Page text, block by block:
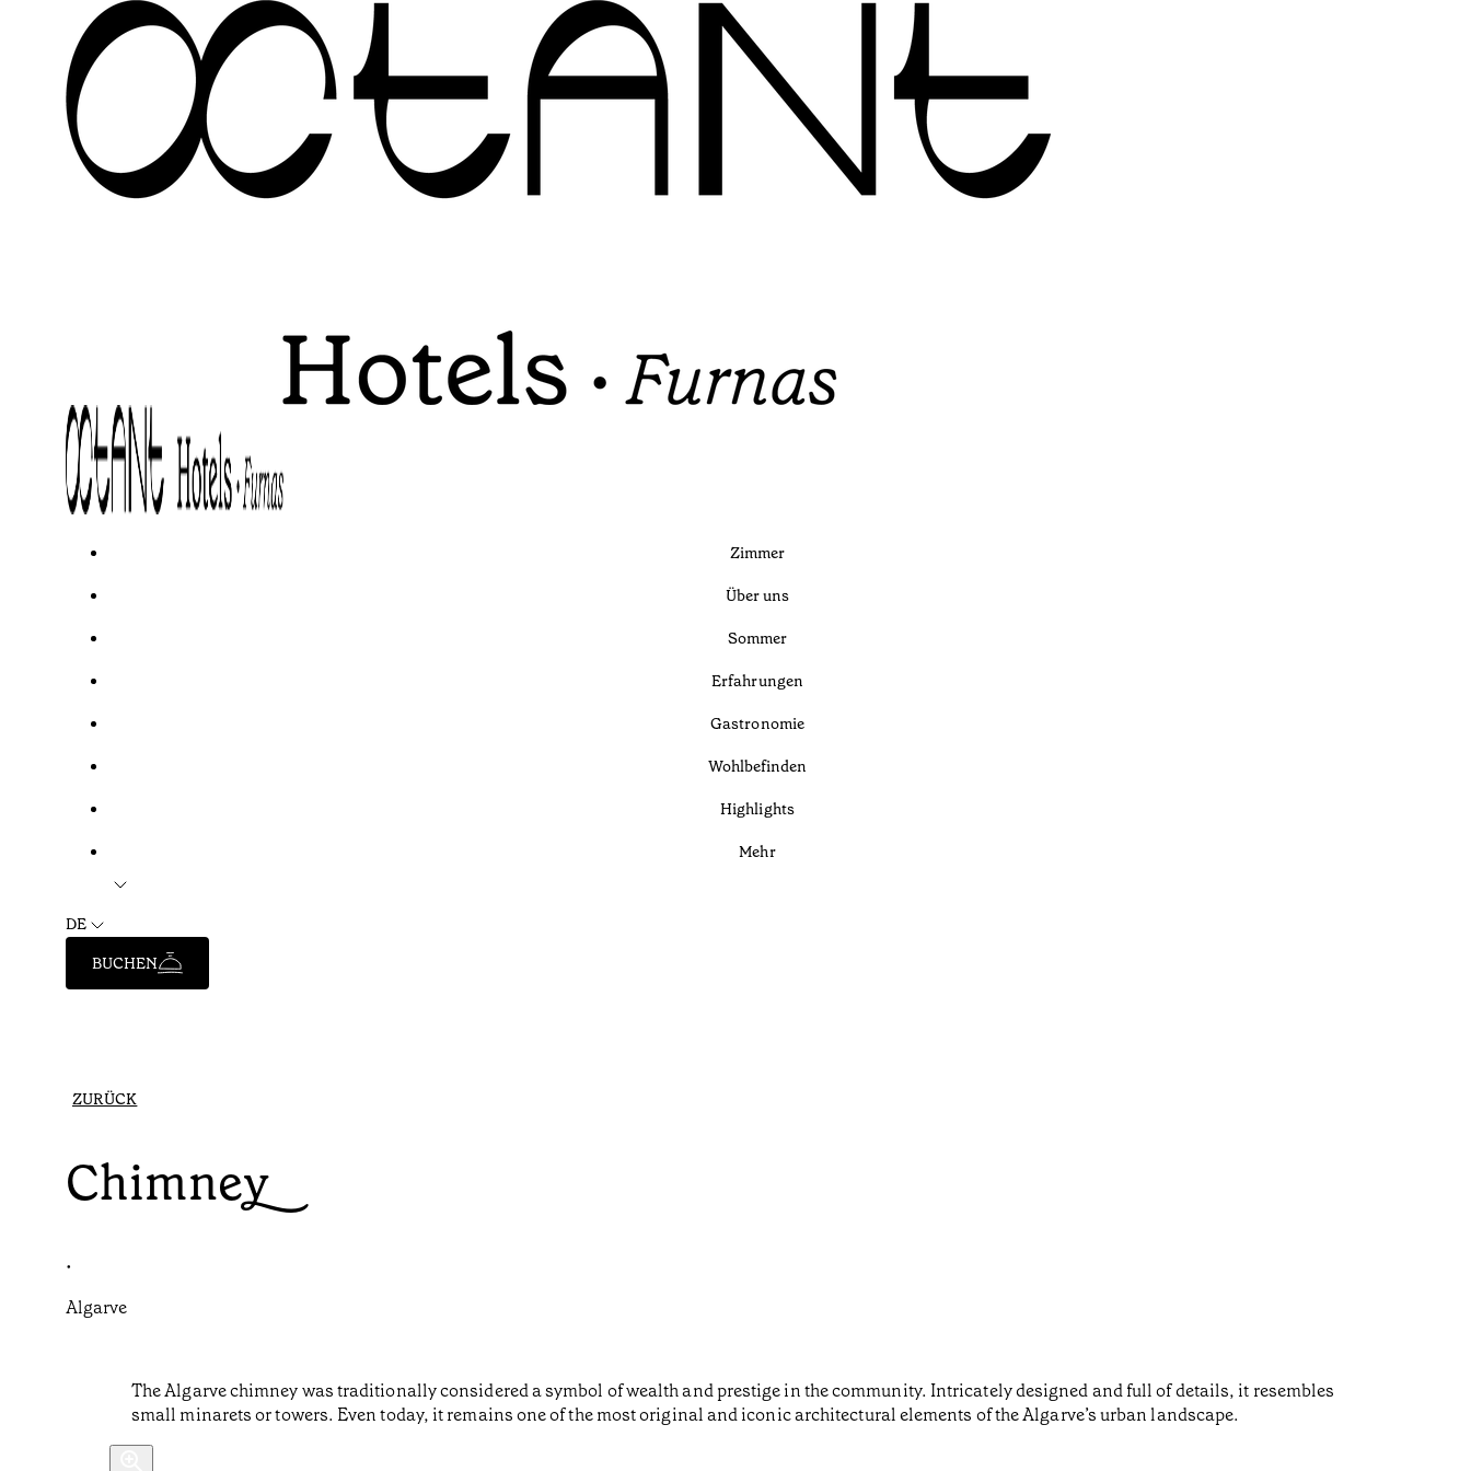
Zimmer
Über uns
Sommer
Erfahrungen
Gastronomie
Wohlbefinden
Highlights
Mehr
DE
BUCHEN
ZURÜCK
Chimney
•
Algarve
The Algarve chimney was traditionally considered a symbol of wealth and prestige in the community. Intricately designed and full of details, it resembles
small minarets or towers. Even today, it remains one of the most original and iconic architectural elements of the Algarve’s urban landscape.